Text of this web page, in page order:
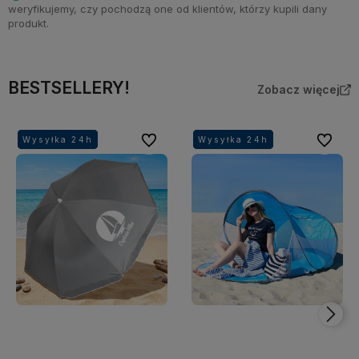
weryfikujemy, czy pochodzą one od klientów, którzy kupili dany
produkt.
BESTSELLERY! Zobacz więcej
Wysyłka 24h
Wysyłka 24h
Wysyłka 24h Do ulubionychWysyłka 24h
Wysyłka 24h
Wysyłka 24h Do